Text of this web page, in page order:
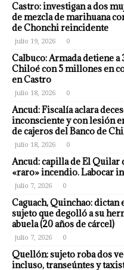
Castro: investigan a dos
de mezcla de marihuana
de Chonchi reincidente
julio 19, 2026 0
Calbuco: Armada detiene a
Chiloé con 5 millones en
en Castro
julio 18, 2026 0
Ancud: Fiscalía aclara
inconsciente y con lesión
de cajeros del Banco de
julio 18, 2026 0
Ancud: capilla de El Quilar
«raro» incendio. Labocar
julio 7, 2026 0
Caguach, Quinchao: dictan
sujeto que degolló a su
abuela (20 años de cárcel)
julio 7, 2026 0
Quellón: sujeto roba dos
incluso, transeúntes y